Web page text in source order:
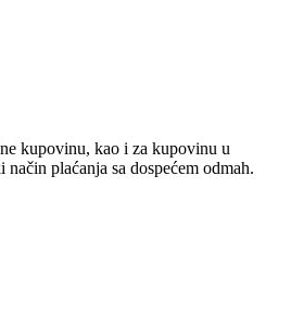
kupovinu, kao i za kupovinu u
plaćanja sa dospećem odmah.